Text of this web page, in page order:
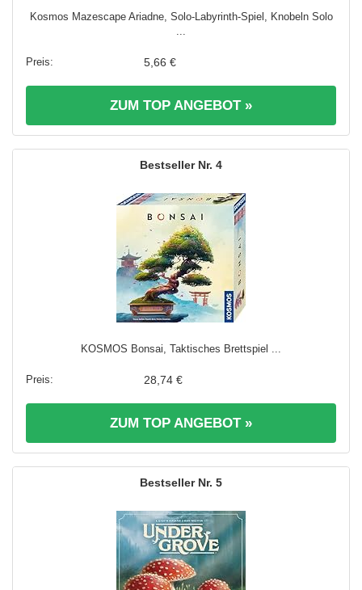
Kosmos Mazescape Ariadne, Solo-Labyrinth-Spiel, Knobeln Solo
...
5,66 €
ZUM TOP ANGEBOT »
4
KOSMOS Bonsai, Taktisches Brettspiel ...
28,74 €
ZUM TOP ANGEBOT »
5